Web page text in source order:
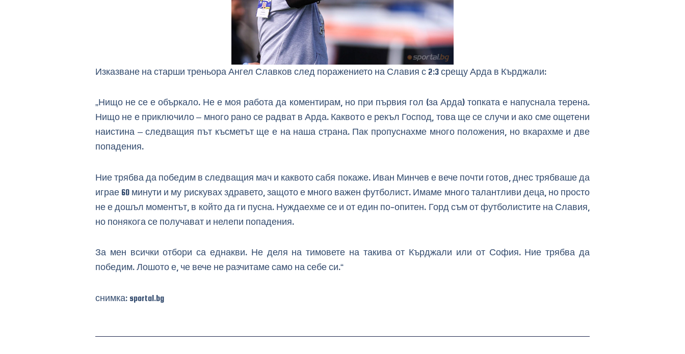
Изказване на старши треньора Ангел Славков след поражението на Славия с 2:3 срещу Арда в Кърджали:
„Нищо не се е объркало. Не е моя работа да коментирам, но при първия гол (за Арда) топката е напуснала терена.
Нищо не е приключило – много рано се радват в Арда. Каквото е рекъл Господ, това ще се случи и ако сме ощетени
наистина – следващия път късметът ще е на наша страна. Пак пропуснахме много положения, но вкарахме и две
попадения.
Ние трябва да победим в следващия мач и каквото сабя покаже. Иван Минчев е вече почти готов, днес трябваше да
играе 60 минути и му рискувах здравето, защото е много важен футболист. Имаме много талантливи деца, но просто
не е дошъл моментът, в който да ги пусна. Нуждаехме се и от един по-опитен. Горд съм от футболистите на Славия,
но понякога се получават и нелепи попадения.
За мен всички отбори са еднакви. Не деля на тимовете на такива от Кърджали или от София. Ние трябва да
победим. Лошото е, че вече не разчитаме само на себе си.“
снимка: sportal.bg